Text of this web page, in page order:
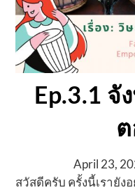
Ep.3.1 จั
April 23,
สวัสดีครับ ครั้งนี้เรายัง